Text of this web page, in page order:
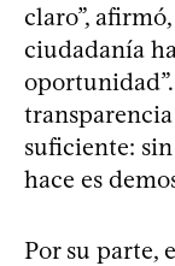
claro”,
ciudadanía
transparencia
suficiente:
hace es
Por su parte,